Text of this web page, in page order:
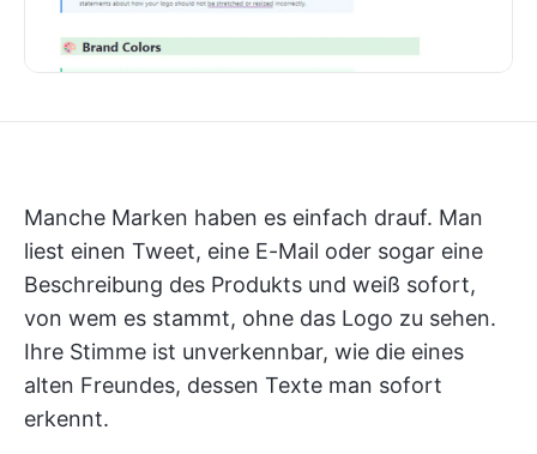
Manche Marken haben es einfach drauf. Man
liest einen Tweet, eine E-Mail oder sogar eine
Beschreibung des Produkts und weiß sofort,
von wem es stammt, ohne das Logo zu sehen.
Ihre Stimme ist unverkennbar, wie die eines
alten Freundes, dessen Texte man sofort
erkennt.